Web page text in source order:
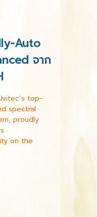
Auto
จาก
top-
spectral
proudly
on the